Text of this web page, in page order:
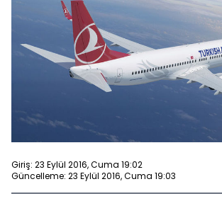
Giriş: 23 Eylül 2016, Cuma 19:02
Güncelleme: 23 Eylül 2016, Cuma 19:03